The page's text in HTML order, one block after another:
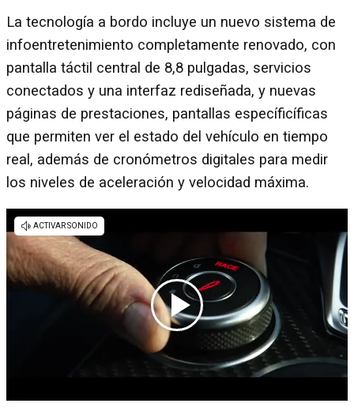
La tecnología a bordo incluye un nuevo sistema de
infoentretenimiento completamente renovado, con
pantalla táctil central de 8,8 pulgadas, servicios
conectados y una interfaz rediseñada, y nuevas
páginas de prestaciones, pantallas específicíficas
que permiten ver el estado del vehículo en tiempo
real, además de cronómetros digitales para medir
los niveles de aceleración y velocidad máxima.